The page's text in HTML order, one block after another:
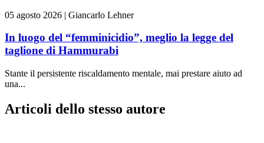
05 agosto 2026 | Giancarlo Lehner
In luogo del “femminicidio”, meglio la legge del
taglione di Hammurabi
Stante il persistente riscaldamento mentale, mai prestare aiuto ad
una...
Articoli dello stesso autore